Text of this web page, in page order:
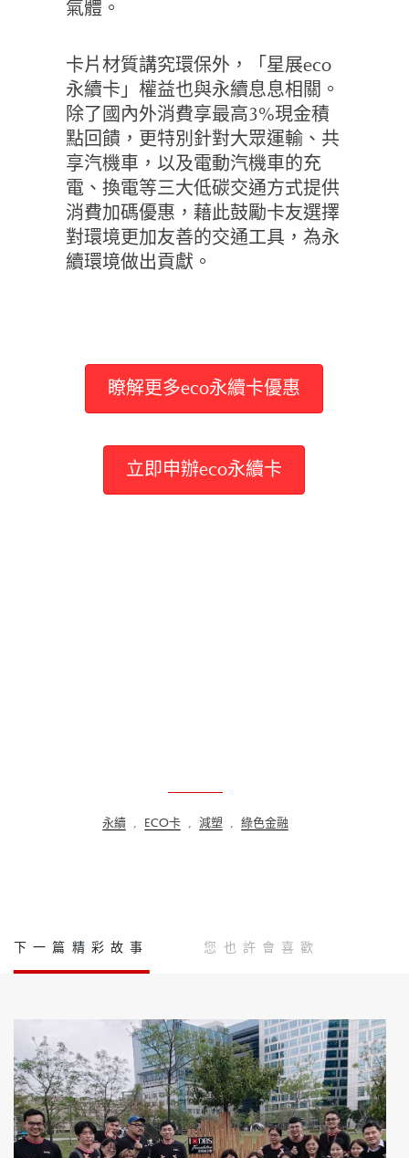
氣體。
卡片材質講究環保外，「星展eco
永續卡」權益也與永續息息相關。
除了國內外消費享最高3%現金積
點回饋，更特別針對大眾運輸、共
享汽機車，以及電動汽機車的充
電、換電等三大低碳交通方式提供
消費加碼優惠，藉此鼓勵卡友選擇
對環境更加友善的交通工具，為永
續環境做出貢獻。
瞭解更多eco永續卡優惠
立即申辦eco永續卡
永續 , ECO卡 , 減塑 , 綠色金融
下一篇精彩故事 您也許會喜歡